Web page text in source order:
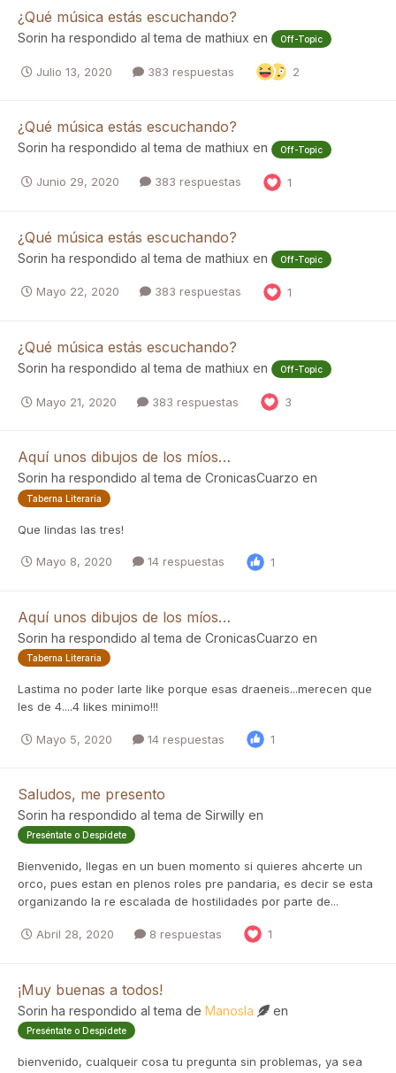
¿Qué música estás escuchando?
Sorin ha respondido al tema de mathiux en Off-Topic
Julio 13, 2020 383 respuestas 2
¿Qué música estás escuchando?
Sorin ha respondido al tema de mathiux en Off-Topic
Junio 29, 2020 383 respuestas 1
¿Qué música estás escuchando?
Sorin ha respondido al tema de mathiux en Off-Topic
Mayo 22, 2020 383 respuestas 1
¿Qué música estás escuchando?
Sorin ha respondido al tema de mathiux en Off-Topic
Mayo 21, 2020 383 respuestas 3
Aquí unos dibujos de los míos…
Sorin ha respondido al tema de CronicasCuarzo en
Taberna Literaria
Que lindas las tres!
Mayo 8, 2020 14 respuestas 1
Aquí unos dibujos de los míos…
Sorin ha respondido al tema de CronicasCuarzo en
Taberna Literaria
Lastima no poder larte like porque esas draeneis...merecen que
les de 4....4 likes minimo!!!
Mayo 5, 2020 14 respuestas 1
Saludos, me presento
Sorin ha respondido al tema de Sirwilly en
Preséntate o Despídete
Bienvenido, llegas en un buen momento si quieres ahcerte un
orco, pues estan en plenos roles pre pandaria, es decir se esta
organizando la re escalada de hostilidades por parte de...
Abril 28, 2020 8 respuestas 1
¡Muy buenas a todos!
Sorin ha respondido al tema de Manosla en
Preséntate o Despídete
bienvenido, cualqueir cosa tu pregunta sin problemas, ya sea